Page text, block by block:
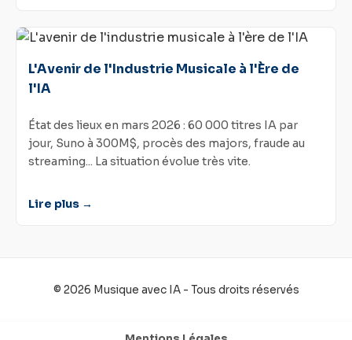
L'Avenir de l'Industrie Musicale à l'Ère de
l'IA
État des lieux en mars 2026 : 60 000 titres IA par
jour, Suno à 300M$, procès des majors, fraude au
streaming... La situation évolue très vite.
Lire plus →
© 2026 Musique avec IA - Tous droits réservés